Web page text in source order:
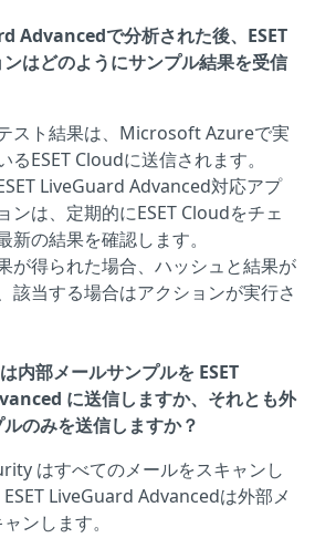
Advancedで分析された後、ESET
はどのようにサンプル結果を受信
スト結果は、Microsoft Azureで実
るESET Cloudに送信されます。
LiveGuard Advanced対応アプ
ンは、定期的にESET Cloudをチェ
新の結果を確認します。
が得られた場合、ハッシュと結果が
該当する場合はアクションが実行さ
内部メールサンプルを ESET
に送信しますか、それとも外
のみを送信しますか？
はすべてのメールをスキャンし
LiveGuard Advancedは外部メ
ンします。